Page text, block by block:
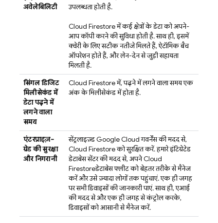
अवेलेबिलिटी
उपलब्धता होती है.
Cloud Firestoreमें कई क्षेत्रों के डेटा को अपने-
आप कॉपी करने की सुविधा होती है. साथ ही, इसमें
क्वेरी के लिए सटीक नतीजे मिलते हैं, ऐटॉमिक बैच
ऑपरेशन होते हैं, और लेन-देन से जुड़ी सहायता
मिलती है.
सिंगल डिजिट
मिलीसेकंड में
डेटा पढ़ने में
लगने वाला
समय
Cloud Firestoreमें, पढ़ने में लगने वाला समय एक
अंक के मिलीसेकंड में होता है.
एंटरप्राइज़-
ग्रेड की सुरक्षा
और निगरानी
सेंट्रलाइज़्डGoogle Cloudगवर्नेंस की मदद से,
Cloud Firestoreको सुरक्षित करें. हमारे इंटिग्रेटेड
डेटाबेस सेंटर की मदद से, अपनेCloud
Firestoreडेटाबेस फ्लीट को बेहतर तरीके से मैनेज
करें और उसे ज़्यादा लोगों तक पहुंचाएं. एक ही जगह
पर सभी डिवाइसों की जानकारी पाएं. साथ ही, एआई
की मदद से और एक ही जगह से कंट्रोल करके,
डिवाइसों को आसानी से मैनेज करें.